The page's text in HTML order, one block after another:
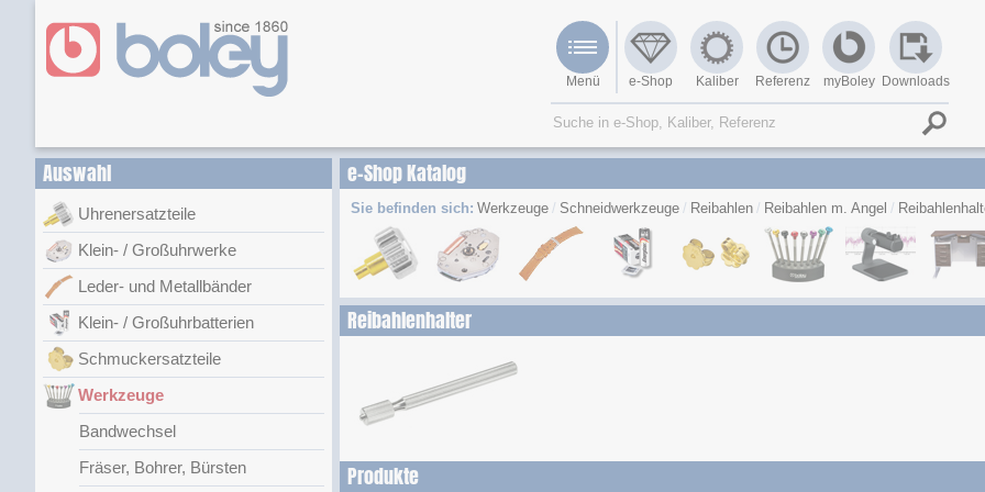
Menü e-Shop Kaliber Referenz myBoley Downloads
Auswahl
Uhrenersatzteile
Klein- / Großuhrwerke
Leder- und Metallbänder
Klein- / Großuhrbatterien
Schmuckersatzteile
Werkzeuge
Bandwechsel
Fräser, Bohrer, Bürsten
e-Shop Katalog
Sie befinden sich: Werkzeuge Schneidwerkzeuge Reibahlen Reibahlen m. Angel
Reibahlenhalter
Produkte